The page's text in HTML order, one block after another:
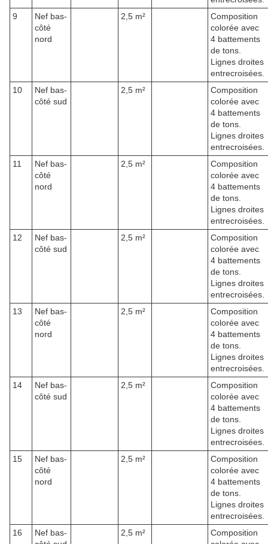
9
Nef bas-
côté
nord
2,5 m²
Composition
colorée avec
4 battements
de tons.
Lignes droites
entrecroisées.
10
Nef bas-
côté sud
2,5 m²
Composition
colorée avec
4 battements
de tons.
Lignes droites
entrecroisées.
11
Nef bas-
côté
nord
2,5 m²
Composition
colorée avec
4 battements
de tons.
Lignes droites
entrecroisées.
12
Nef bas-
côté sud
2,5 m²
Composition
colorée avec
4 battements
de tons.
Lignes droites
entrecroisées.
13
Nef bas-
côté
nord
2,5 m²
Composition
colorée avec
4 battements
de tons.
Lignes droites
entrecroisées.
14
Nef bas-
côté sud
2,5 m²
Composition
colorée avec
4 battements
de tons.
Lignes droites
entrecroisées.
15
Nef bas-
côté
nord
2,5 m²
Composition
colorée avec
4 battements
de tons.
Lignes droites
entrecroisées.
16
Nef bas-
2,5 m²
Composition